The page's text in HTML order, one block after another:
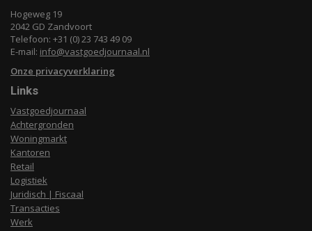
Hogeweg 19
2042 GD Zandvoort
Telefoon: +31 (0) 23 743 49 09
E-mail: info@vastgoedjournaal.nl
Onze privacyverklaring
Links
Vastgoedjournaal
Achtergronden
Woningmarkt
Kantoren
Retail
Logistiek
Juridisch | Fiscaal
Transacties
Werk